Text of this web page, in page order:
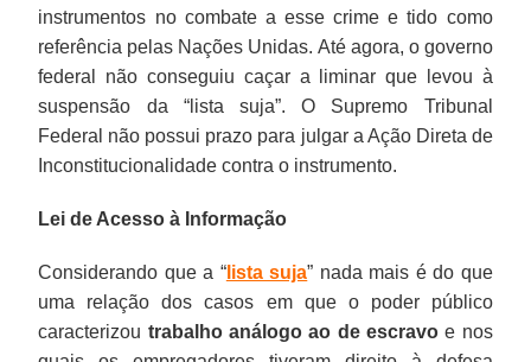
instrumentos no combate a esse crime e tido como
referência pelas Nações Unidas. Até agora, o governo
federal não conseguiu caçar a liminar que levou à
suspensão da “lista suja”. O Supremo Tribunal
Federal não possui prazo para julgar a Ação Direta de
Inconstitucionalidade contra o instrumento.
Lei de Acesso à Informação
Considerando que a “lista suja” nada mais é do que
uma relação dos casos em que o poder público
caracterizou trabalho análogo ao de escravoe nos